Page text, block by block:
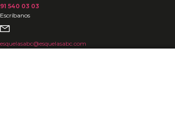
91 540 03 03
Escríbanos
esquelasabc@esquelasabc.com